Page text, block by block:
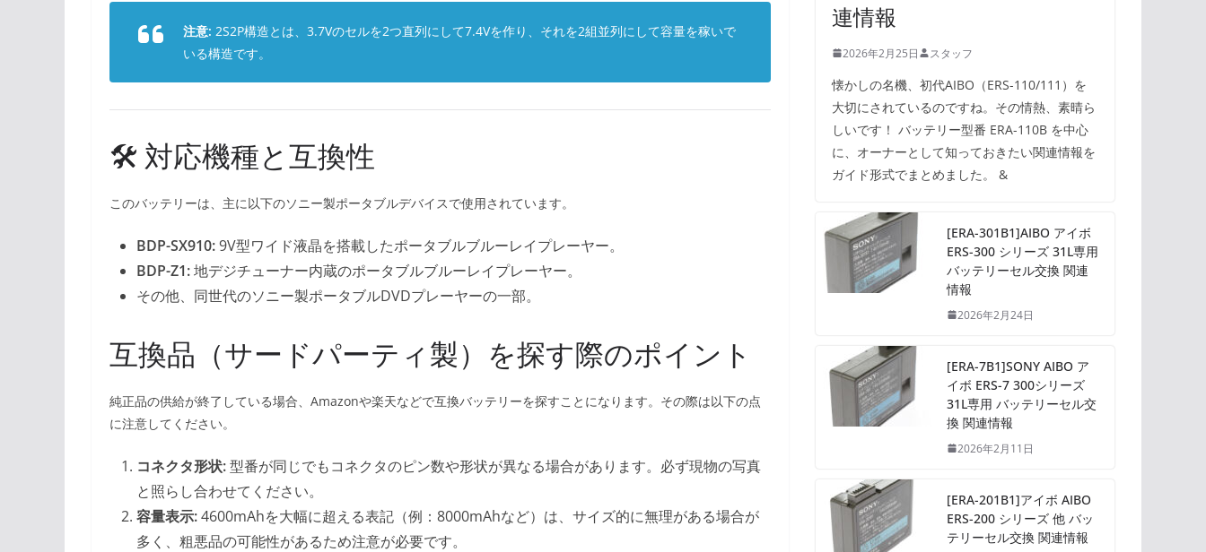
注意: 2S2P構造とは、3.7Vのセルを2つ直列にして7.4Vを作り、それを2組並列にして容量を稼いで
いる構造です。
🛠 対応機種と互換性
このバッテリーは、主に以下のソニー製ポータブルデバイスで使用されています。
BDP-SX910:9V型ワイド液晶を搭載したポータブルブルーレイプレーヤー。
BDP-Z1:地デジチューナー内蔵のポータブルブルーレイプレーヤー。
その他、同世代のソニー製ポータブルDVDプレーヤーの一部。
互換品（サードパーティ製）を探す際のポイント
純正品の供給が終了している場合、Amazonや楽天などで互換バッテリーを探すことになります。その際は以下の点
に注意してください。
コネクタ形状:型番が同じでもコネクタのピン数や形状が異なる場合があります。必ず現物の写真
と照らし合わせてください。
容量表示:4600mAhを大幅に超える表記（例：8000mAhなど）は、サイズ的に無理がある場合が
多く、粗悪品の可能性があるため注意が必要です。
連情報
2026年2月25日 スタッフ
懐かしの名機、初代AIBO（ERS-110/111）を
大切にされているのですね。その情熱、素晴ら
しいです！ バッテリー型番 ERA-110B を中心
に、オーナーとして知っておきたい関連情報を
ガイド形式でまとめました。 &
[ERA-301B1]AIBO アイボ
ERS-300 シリーズ 31L専用
バッテリーセル交換 関連
情報
2026年2月24日
[ERA-7B1]SONY AIBO ア
イボ ERS-7 300シリーズ
31L専用 バッテリーセル交
換 関連情報
2026年2月11日
[ERA-201B1]アイボ AIBO
ERS-200 シリーズ 他 バッ
テリーセル交換 関連情報